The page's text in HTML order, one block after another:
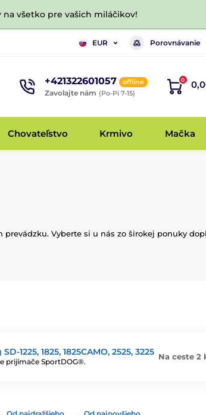
všetko pre vašich miláčikov!
EUR Porovnávanie
+421322601057 offline
Zavolajte nám (Po-Pi 7-15)
0
Chovateľstvo Krmivo Mačka
prevádzku. Vyberte si u nás zo širokej ponuky
1225, 1825, 1825CAMO, 2525, 3225
prijímače SportDOG®.
Na ceste 2